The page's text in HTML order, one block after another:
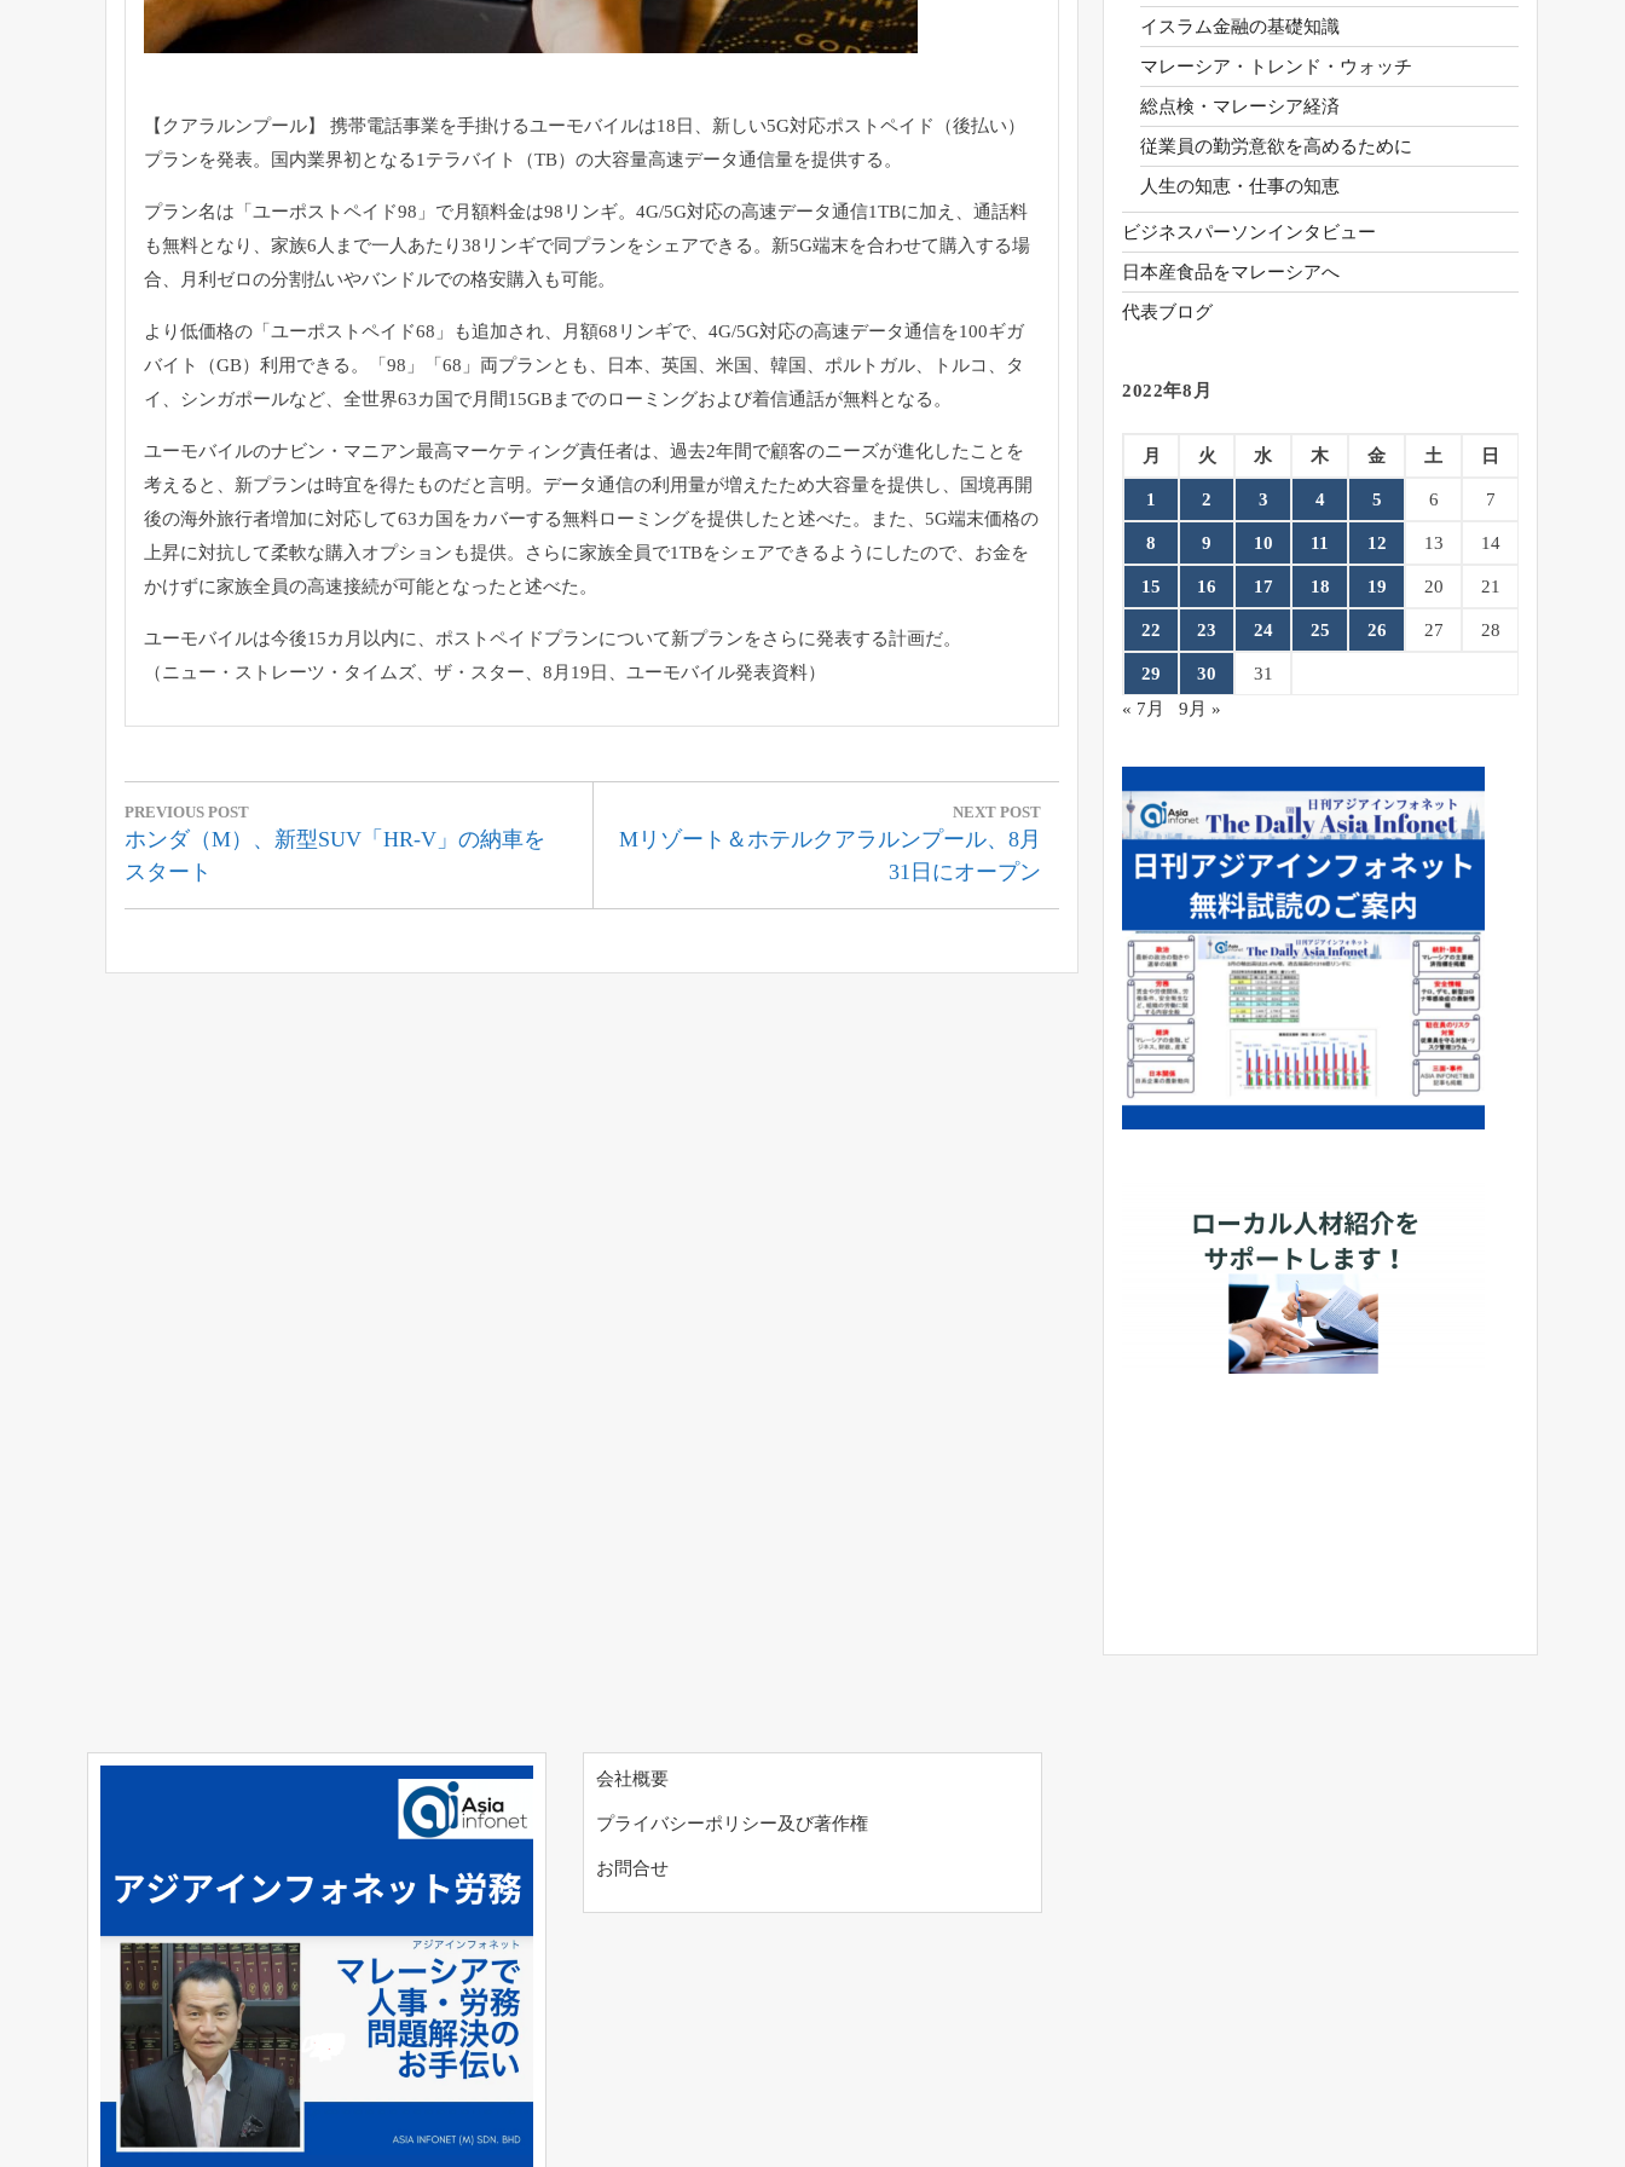
【クアラルンプール】 携帯電話事業を手掛けるユーモバイルは18日、 新しい5G対応ポストペイド（後払い）
プランを発表。
国内業界初となる1テラバイト（TB） の大容量高速データ通信量を提供する。
プラン名は「ユーポストペイド98」で月額料金は98リンギ。 4G/5G対応の高速データ通信1TBに加え、 通話料
も無料となり、 家族6人まで一人あたり38リンギで同プランをシェアできる。 新5G端末を合わせて購入する場
合、
月利ゼロの分割払いやバンドルでの格安購入も可能。
より低価格の「ユーポストペイド68」も追加され、 月額68リンギで、4G/5G対応の高速データ通信を100ギガ
バイト（GB） 利用できる。「98」「68」両プランとも、日本、英国、米国、 韓国、ポルトガル、トルコ、タ
イ、シンガポールなど、 全世界63カ国で月間15GBまでのローミングおよび着信通話が無料となる。
ユーモバイルのナビン・マニアン最高マーケティング責任者は、 過去2年間で顧客のニーズが進化したことを
考えると、 新プランは時宜を得たものだと言明。 データ通信の利用量が増えたため大容量を提供し、
国境再開
後の海外旅行者増加に対応して63カ国をカバーする無料ローミングを提供したと述べた。また、 5G端末価格の
上昇に対抗して柔軟な購入オプションも提供。
さらに家族全員で1TBをシェアできるようにしたので、 お金を
かけずに家族全員の高速接続が可能となったと述べた。
ユーモバイルは今後15カ月以内に、 ポストペイドプランについて新プランをさらに発表する計画だ。
（ニュー・ストレーツ・タイムズ、ザ・スター、8月19日、 ユーモバイル発表資料）
投
稿
ナ
ビ
PREVIOUS POST
Previous
Post:
ホンダ（M）、新型SUV「HR-V」の納車を
スタート
NEXT POST
Next
Mリゾート＆ホテルクアラルンプール、8月
31日にオープン
イスラム金融の基礎知識
マレーシア・トレンド・ウォッチ
総点検・マレーシア経済
従業員の勤労意欲を高めるために
人生の知恵・仕事の知恵
ビジネスパーソンインタビュー
日本産食品をマレーシアへ
代表ブログ
2022年8月
月 火 水 木 金 土 日
1 2 3 4 5 6 7
8 9 10 11 12 13 14
15 16 17 18 19 20 21
22 23 24 25 26 27 28
29 30
31
« 7月
9月 »
会社概要
プライバシーポリシー及び著作権
お問合せ